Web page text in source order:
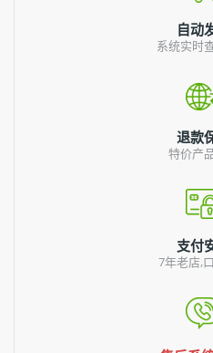
自动
系统实时
退款
特价产
支付
7年老店,